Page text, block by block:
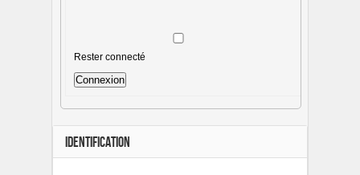
Rester connecté
Connexion
IDENTIFICATION